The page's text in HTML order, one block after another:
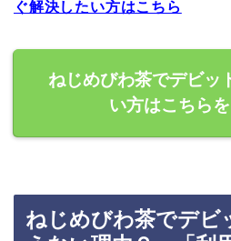
ぐ解決したい方はこちら
ねじめびわ茶でデビッ
い方はこちら
ねじめびわ茶でデビ